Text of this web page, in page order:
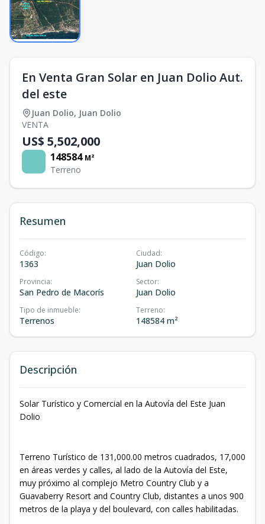
En Venta Gran Solar en Juan Dolio Aut.
del este
Juan Dolio, Juan Dolio
VENTA
US$ 5,502,000
148584 M²
Terreno
Resumen
Código:
1363
Ciudad:
Juan Dolio
Provincia:
San Pedro de Macorís
Sector:
Juan Dolio
Tipo de inmueble:
Terrenos
Terreno:
148584 m²
Descripción
Solar Turístico y Comercial en la Autovía del Este Juan
Dolio
Terreno Turístico de 131,000.00 metros cuadrados, 17,000
en áreas verdes y calles, al lado de la Autovía del Este,
muy próximo al complejo Metro Country Club y a
Guavaberry Resort and Country Club, distantes a unos 900
metros de la playa y del boulevard, con calles habilitadas.